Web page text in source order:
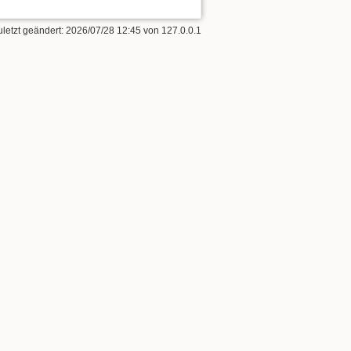
geändert: 2026/07/28 12:45 von 127.0.0.1